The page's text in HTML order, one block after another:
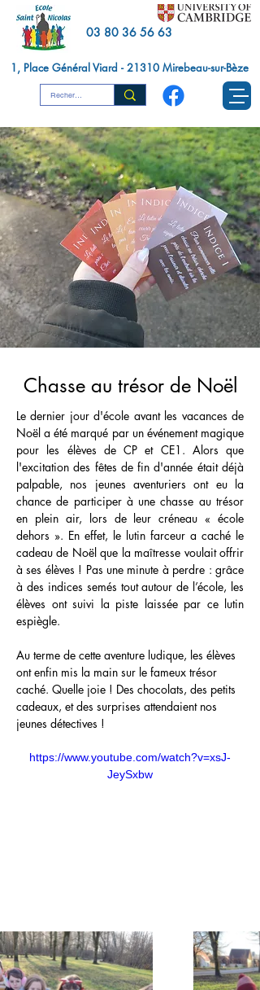
03 80 36 56 63
1, Place Général Viard - 21310 Mirebeau-sur-Bèze
Chasse au trésor de Noël
Le dernier jour d'école avant les vacances de
Noël a été marqué par un événement magique
pour les élèves de CP et CE1. Alors que
l'excitation des fêtes de fin d'année était déjà
palpable, nos jeunes aventuriers ont eu la
chance de participer à une chasse au trésor
en plein air, lors de leur créneau « école
dehors ». En effet, le lutin farceur a caché le
cadeau de Noël que la maîtresse voulait offrir
à ses élèves ! Pas une minute à perdre : grâce
à des indices semés tout autour de l’école, les
élèves ont suivi la piste laissée par ce lutin
espiègle.
Au terme de cette aventure ludique, les élèves
ont enfin mis la main sur le fameux trésor
caché. Quelle joie ! Des chocolats, des petits
cadeaux, et des surprises attendaient nos
jeunes détectives !
https://www.youtube.com/watch?v=xsJ-
JeySxbw